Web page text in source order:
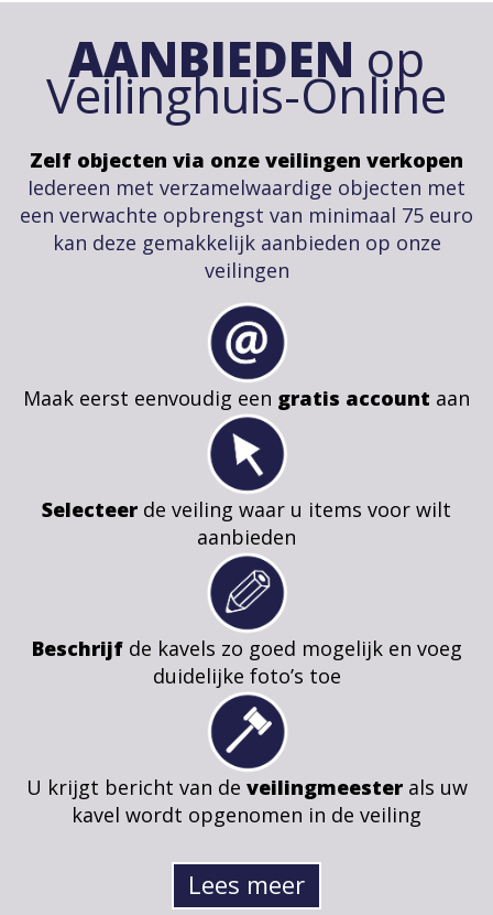
AANBIEDEN op
Veilinghuis-Online
Zelf objecten via onze veilingen verkopen
Iedereen met verzamelwaardige objecten met
een verwachte opbrengst van minimaal 75 euro
kan deze gemakkelijk aanbieden op onze
veilingen
Maak eerst eenvoudig een gratis account aan
Selecteer de veiling waar u items voor wilt
aanbieden
Beschrijfde kavels zo goed mogelijk en voeg
duidelijke foto’s toe
U krijgt bericht van de veilingmeesterals uw
kavel wordt opgenomen in de veiling
Lees meer